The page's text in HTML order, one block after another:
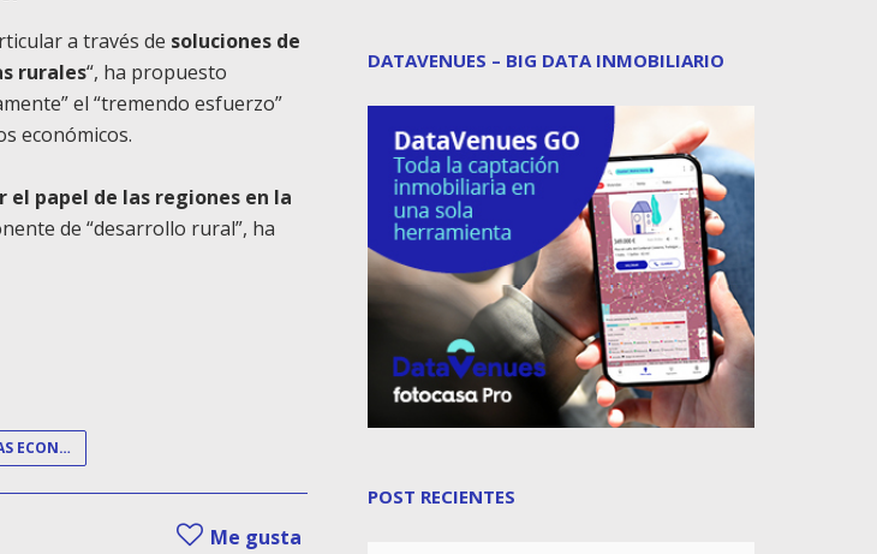
a través de soluciones de
rurales“, ha propuesto
el “tremendo esfuerzo”
económicos.
el papel de las regiones en la
de “desarrollo rural”, ha
PERSPECTIVAS ECONÓMICAS
Me gusta
DATAVENUES – BIG DATA INMOBILIARIO
POST RECIENTES